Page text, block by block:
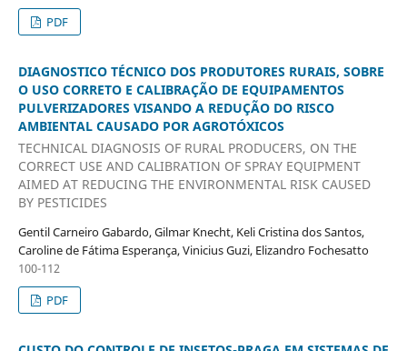
PDF
DIAGNOSTICO TÉCNICO DOS PRODUTORES RURAIS, SOBRE
O USO CORRETO E CALIBRAÇÃO DE EQUIPAMENTOS
PULVERIZADORES VISANDO A REDUÇÃO DO RISCO
AMBIENTAL CAUSADO POR AGROTÓXICOS
TECHNICAL DIAGNOSIS OF RURAL PRODUCERS, ON THE
CORRECT USE AND CALIBRATION OF SPRAY EQUIPMENT
AIMED AT REDUCING THE ENVIRONMENTAL RISK CAUSED
BY PESTICIDES
Gentil Carneiro Gabardo, Gilmar Knecht, Keli Cristina dos Santos,
Caroline de Fátima Esperança, Vinicius Guzi, Elizandro Fochesatto
100-112
PDF